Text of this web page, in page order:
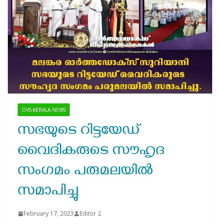
OVS-KERALA NEWS
സഭയുടെ റിട്ടയേഡ്
വൈദികരുടെ സൗഹൃദ
സംഗമം പരുമലയിൽ
സമാപിച്ചു
February 17, 2023 Editor 2